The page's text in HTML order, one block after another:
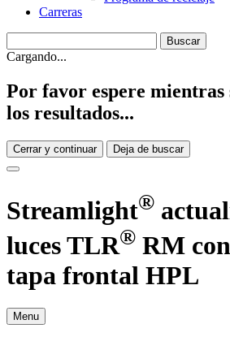
Carreras
Cargando...
Por favor espere mientras
los resultados...
Cerrar y continuar Deja de buscar
Streamlight®
luces TLR® RM
tapa frontal HPL
Menu